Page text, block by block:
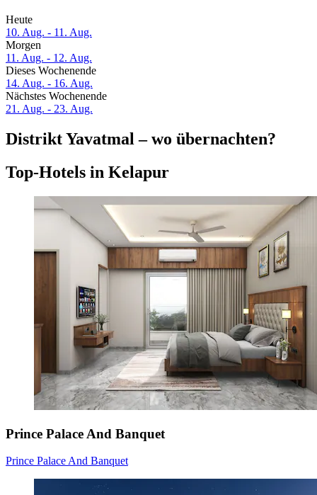
Heute
10. Aug. - 11. Aug.
Morgen
11. Aug. - 12. Aug.
Dieses Wochenende
14. Aug. - 16. Aug.
Nächstes Wochenende
21. Aug. - 23. Aug.
Distrikt Yavatmal – wo übernachten?
Top-Hotels in Kelapur
Prince Palace And Banquet
Prince Palace And Banquet